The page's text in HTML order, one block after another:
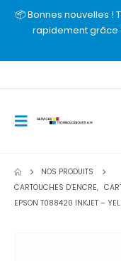
📦 Bonnes nouvelles !
rapidement grâce
NOS PRODUITS
CARTOUCHES D’ENCRE,
EPSON T088420 INKJET –